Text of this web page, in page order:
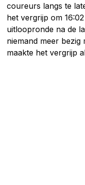
coureurs langs te
het vergrijp om
uitloopronde na de
niemand meer bezig
maakte het vergrijp